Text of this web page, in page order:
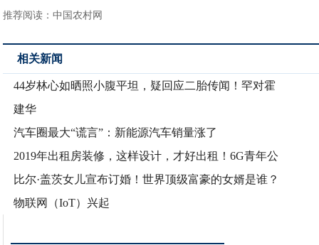
推荐阅读：中国农村网
相关新闻
44岁林心如晒照小腹平坦，疑回应二胎传闻！罕对霍
建华
汽车圈最大“谎言”：新能源汽车销量涨了
2019年出租房装修，这样设计，才好出租！6G青年公
比尔·盖茨女儿宣布订婚！世界顶级富豪的女婿是谁？
物联网（IoT）兴起